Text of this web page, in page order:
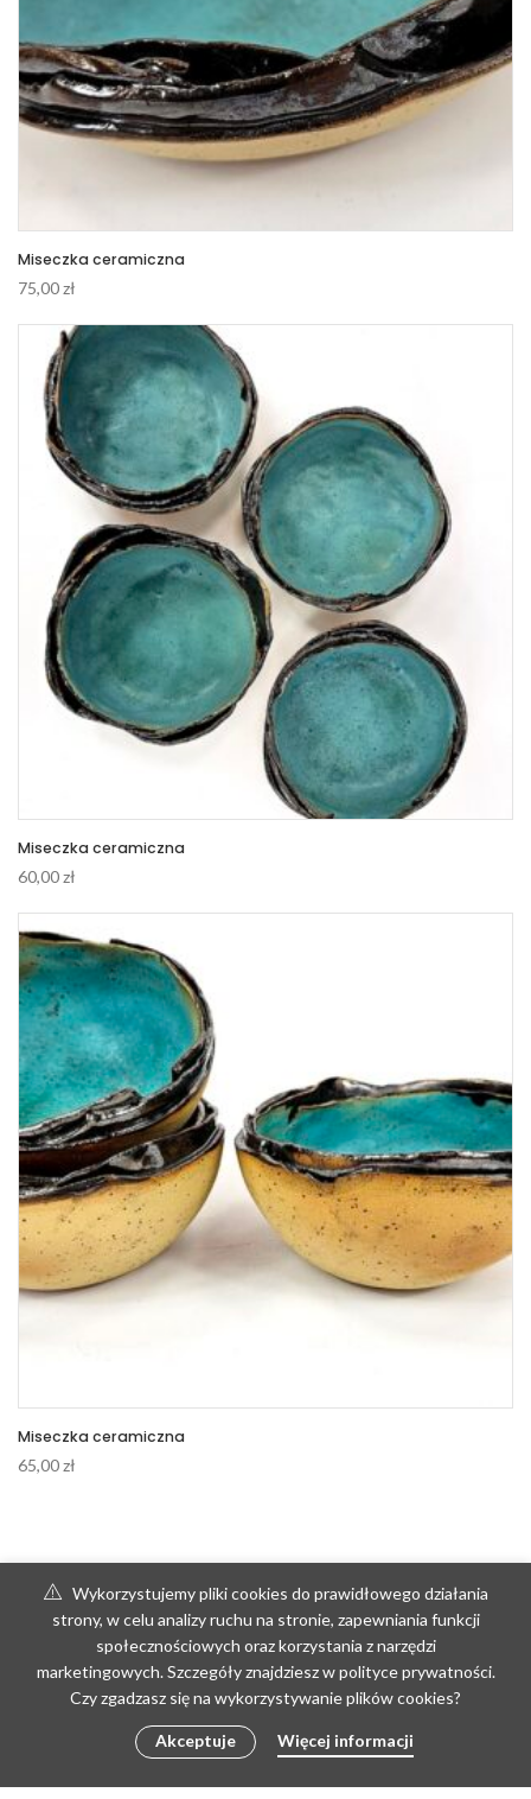
Miseczka ceramiczna
75,00zł
Miseczka ceramiczna
60,00zł
Miseczka ceramiczna
65,00zł
Wykorzystujemy pliki cookies do prawidłowego działania
strony, w celu analizy ruchu na stronie, zapewniania funkcji
społecznościowych oraz korzystania z narzędzi
marketingowych. Szczegóły znajdziesz w polityce prywatności.
Czy zgadzasz się na wykorzystywanie plików cookies?
Akceptuje Więcej informacji